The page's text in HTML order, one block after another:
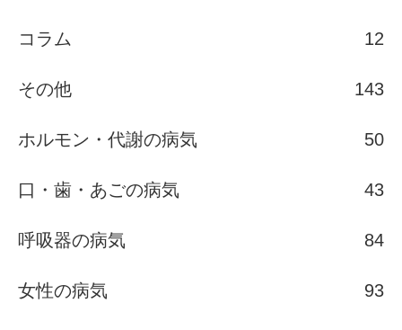
コラム 12
その他 143
ホルモン・代謝の病気 50
口・歯・あごの病気 43
呼吸器の病気 84
女性の病気 93